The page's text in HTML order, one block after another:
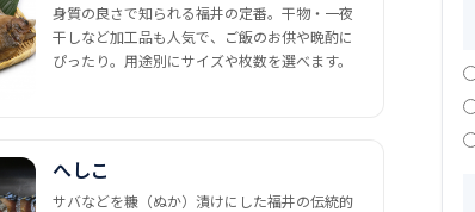
身質の良さで知られる福井の定番。干物・一夜
干しなど加工品も人気で、ご飯のお供や晩酌に
ぴったり。用途別にサイズや枚数を選べます。
へしこ
サバなどを糠（ぬか）漬けにした福井の伝統的